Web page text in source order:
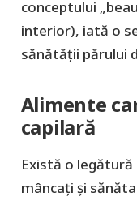
conceptului
interior), iată o
sănătății părului
Alimente
capilară
Există o
mâncați și